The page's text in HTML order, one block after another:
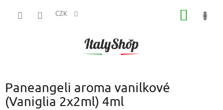
CZK
Paneangeli aroma vanilkové
(Vaniglia 2x2ml) 4ml